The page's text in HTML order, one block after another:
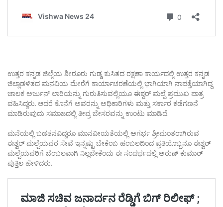
ಉತ್ತರ ಕನ್ನಡ ಜಿಲ್ಲೆಯ ಶೀರೂರು ಗುಡ್ಡ ಕುಸಿತದ ರಕ್ಷಣಾ ಕಾರ್ಯದಲ್ಲಿ ಉತ್ತರ ಕನ್ನಡ
ಜಿಲ್ಲಾಡಳಿತದ ಮನವಿಯ ಮೇರೆಗೆ ಕಾರ್ಯಾಚರಣೆಯಲ್ಲಿ ಭಾಗಿಯಾಗಿ ನಾಪತ್ತೆಯಾಗಿದ್ದ
ಚಾಲಕ ಅರ್ಜುನ್ ಲಾರಿಯನ್ನು ಗುರುತಿಸುವಲ್ಲಿಯೂ ಈಶ್ವರ್ ಮಲ್ಪೆ ಪ್ರಮುಖ ಪಾತ್ರ
ವಹಿಸಿದ್ದರು. ಆದರೆ ಕೊನೆಗೆ ಅವರನ್ನು ಅಧಿಕಾರಿಗಳು ಮತ್ತು ಸರ್ಕಾರ ಕಡೆಗಣನೆ
ಮಾಡಿರುವುದು ಸಮಾಜದಲ್ಲಿ ತೀವ್ರ ಬೇಸರವನ್ನು ಉಂಟು ಮಾಡಿದೆ.
ಮನೆಯಲ್ಲಿ ಬಡತನವಿದ್ದರೂ ಮಾನವೀಯತೆಯಲ್ಲಿ ಅಗರ್ಭ ಶ್ರೀಮಂತರಾಗಿರುವ
ಈಶ್ವರ್ ಮಲ್ಪೆಯವರ ಸೇವೆ ಇನ್ನಷ್ಟು ಬೇಕೆಂಬ ಹಂಬಲದಿಂದ ಪ್ರತಿಯೊಬ್ಬನೂ ಈಶ್ವರ್
ಮಲ್ಪೆಯವರಿಗೆ ಬೆಂಬಲವಾಗಿ ನಿಲ್ಲಬೇಕೆಂದು ಈ ಸಂದರ್ಭದಲ್ಲಿ ಅರುಣ್ ಕುಮಾರ್
ಪುತ್ತಿಲ ಹೇಳಿದರು.